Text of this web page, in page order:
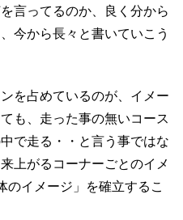
言ってるのか、良く分から
今から長々と書いていこう
を占めているのが、イメー
も、走った事の無いコース
で走る・・と言う事ではな
上がるコーナーごとのイメ
のイメージ」を確立するこ